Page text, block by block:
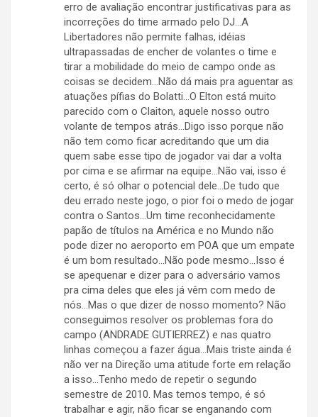
erro de avaliação encontrar justificativas para as
incorreções do time armado pelo DJ…A
Libertadores não permite falhas, idéias
ultrapassadas de encher de volantes o time e
tirar a mobilidade do meio de campo onde as
coisas se decidem…Não dá mais pra aguentar as
atuações pífias do Bolatti…O Elton está muito
parecido com o Claiton, aquele nosso outro
volante de tempos atrás…Digo isso porque não
não tem como ficar acreditando que um dia
quem sabe esse tipo de jogador vai dar a volta
por cima e se afirmar na equipe…Não vai, isso é
certo, é só olhar o potencial dele…De tudo que
deu errado neste jogo, o pior foi o medo de jogar
contra o Santos…Um time reconhecidamente
papão de títulos na América e no Mundo não
pode dizer no aeroporto em POA que um empate
é um bom resultado…Não pode mesmo…Isso é
se apequenar e dizer para o adversário vamos
pra cima deles que eles já vêm com medo de
nós…Mas o que dizer de nosso momento? Não
conseguimos resolver os problemas fora do
campo (ANDRADE GUTIERREZ) e nas quatro
linhas começou a fazer água…Mais triste ainda é
não ver na Direção uma atitude forte em relação
a isso…Tenho medo de repetir o segundo
semestre de 2010. Mas temos tempo, é só
trabalhar e agir, não ficar se enganando com